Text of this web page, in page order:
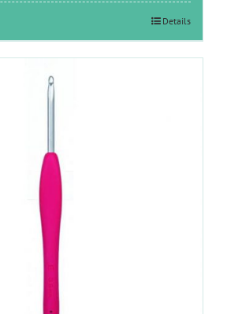
Details